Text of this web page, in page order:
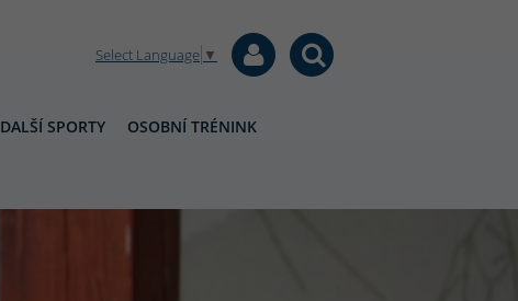
Select Language ▼
DALŠÍ SPORTY OSOBNÍ TRÉNINK